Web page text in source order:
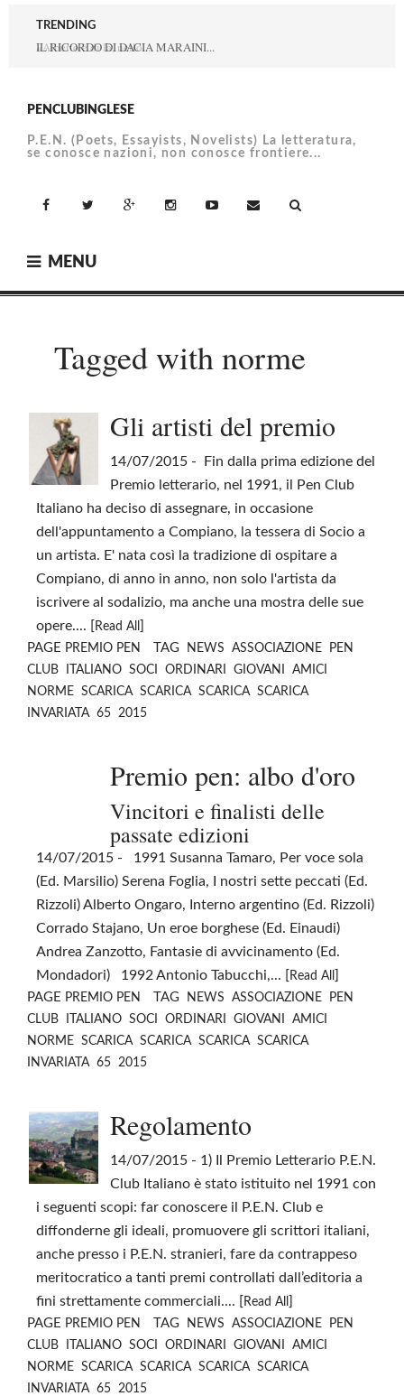
content
TRENDING
IL RICORDO DI DACIA MARAINI...
PENCLUBINGLESE
P.E.N. (Poets, Essayists, Novelists) La letteratura,
se conosce nazioni, non conosce frontiere...
Twitter Google+ Email
MENU
Tagged with norme
Gli artisti del premio
14/07/2015 - Fin dalla prima edizione del
Premio letterario, nel 1991, il Pen Club
Italiano ha deciso di assegnare, in occasione
dell'appuntamento a Compiano, la tessera di Socio a
un artista. E' nata così la tradizione di ospitare a
Compiano, di anno in anno, non solo l'artista da
iscrivere al sodalizio, ma anche una mostra delle sue
opere.... [ Read All ]
PAGE PREMIO PEN TAG NEWS ASSOCIAZIONE
PEN
CLUB
ITALIANO SOCI ORDINARI GIOVANI
AMICI
NORME SCARICA SCARICA SCARICA SCARICA
INVARIATA 65 2015
Premio pen: albo d'oro
Vincitori e finalisti delle
passate edizioni
14/07/2015 - 1991 Susanna Tamaro, Per voce sola
(Ed. Marsilio) Serena Foglia, I nostri sette peccati (Ed.
Rizzoli) Alberto Ongaro, Interno argentino (Ed. Rizzoli)
Corrado Stajano, Un eroe borghese (Ed. Einaudi)
Andrea Zanzotto, Fantasie di avvicinamento (Ed.
Mondadori) 1992 Antonio Tabucchi,... [ Read All ]
PAGE PREMIO PEN TAG NEWS ASSOCIAZIONE
PEN
CLUB
ITALIANO SOCI ORDINARI GIOVANI
AMICI
NORME SCARICA SCARICA SCARICA SCARICA
INVARIATA 65 2015
Regolamento
14/07/2015 - 1) Il Premio Letterario P.E.N.
Club Italiano è stato istituito nel 1991 con
i seguenti scopi: far conoscere il P.E.N. Club e
diffonderne gli ideali, promuovere gli scrittori italiani,
anche presso i P.E.N. stranieri, fare da contrappeso
meritocratico a tanti premi controllati dall’editoria a
fini strettamente commerciali.... [ Read All ]
PAGE PREMIO PEN TAG NEWS ASSOCIAZIONE
PEN
CLUB
ITALIANO SOCI ORDINARI GIOVANI
AMICI
NORME SCARICA SCARICA SCARICA SCARICA
INVARIATA 65 2015